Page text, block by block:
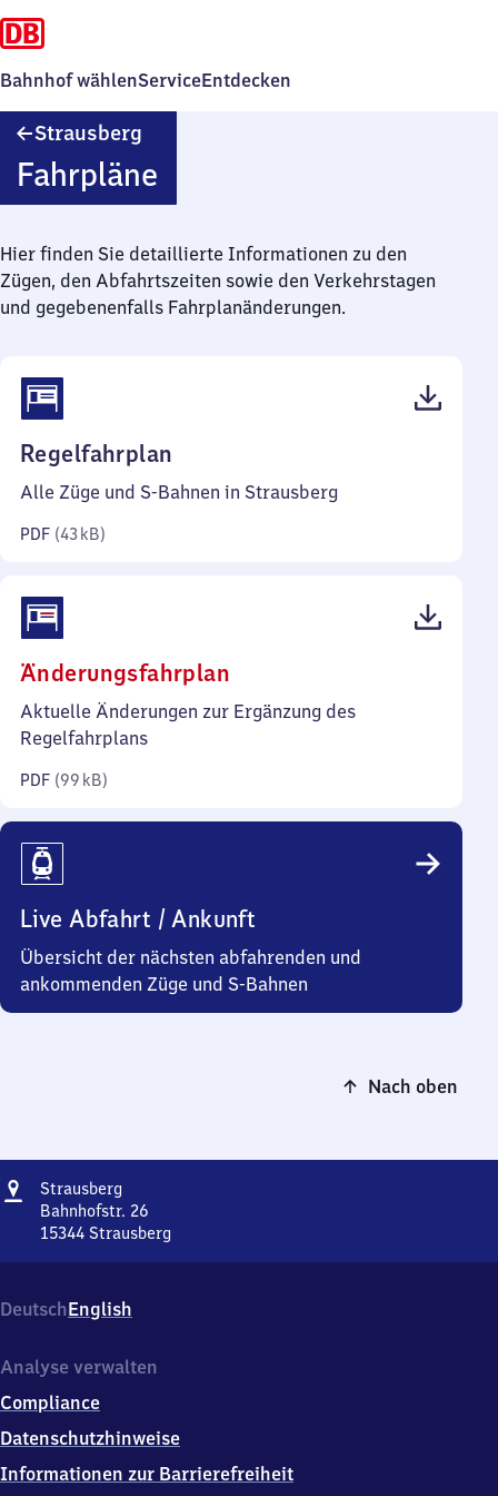
Bahnhof wählenServiceEntdecken
Strausberg
Fahrpläne
Hier finden Sie detaillierte Informationen zu den
Zügen, den Abfahrtszeiten sowie den Verkehrstagen
und gegebenenfalls Fahrplanänderungen.
Regelfahrplan
43
Alle Züge und S-Bahnen in Strausberg
PDF (43 kB)
Änderungsfahrplan
99
Aktuelle Änderungen zur Ergänzung des
Regelfahrplans
PDF (99 kB)
Live Abfahrt / Ankunft
Übersicht der nächsten abfahrenden und
ankommenden Züge und S-Bahnen
Nach oben
Adresse
Strausberg
Bahnhofstr. 26
15344 Strausberg
26,
1
3
4
Strausberg
DeutschEnglish
Analyse verwalten
Compliance
Datenschutzhinweise
Informationen zur Barrierefreiheit